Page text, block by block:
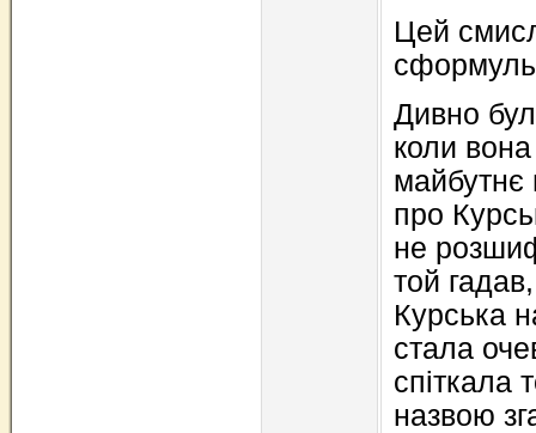
Цей
Дивно
коли
про
не
той
Курська
стала
спіткала
назвою